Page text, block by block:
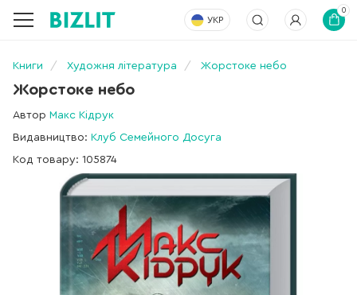
УКР
0
Книги Художня література Жорстоке небо
Жорстоке небо
Автор Макс Кідрук
Видавництво: Клуб Семейного Досуга
Код товару: 105874